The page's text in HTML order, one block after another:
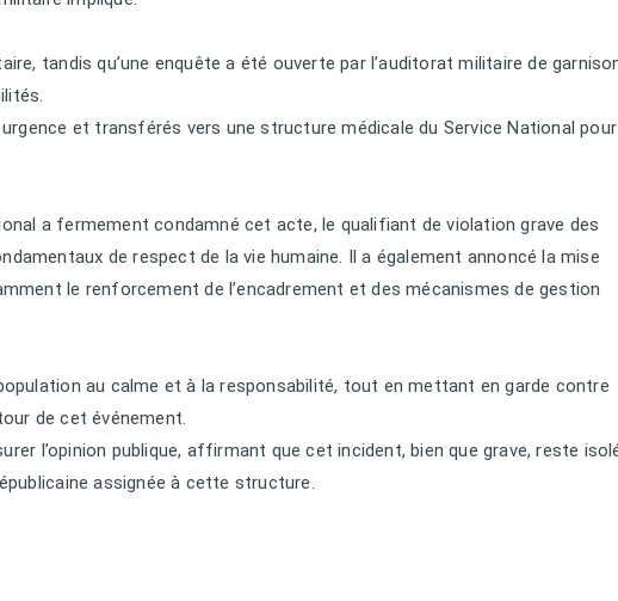
tandis qu’une enquête a été ouverte par l’auditorat militaire de
et transférés vers une structure médicale du Service National pour
a fermement condamné cet acte, le qualifiant de violation grave des
de respect de la vie humaine. Il a également annoncé la mise
le renforcement de l’encadrement et des mécanismes de gestion
au calme et à la responsabilité, tout en mettant en garde contre
de cet événement.
l’opinion publique, affirmant que cet incident, bien que grave, reste
assignée à cette structure.